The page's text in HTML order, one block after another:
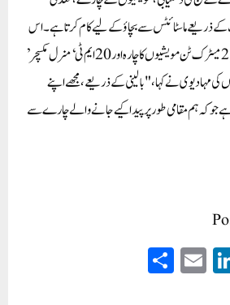
ذریعے ماسٹائٹس سے بچاؤ کے لیے کام کرتا ہے۔ اس
سال فروری تک تقریباً 2,915 میٹرک ٹن مویشیوں کا چارہ اور 20 ایم ٹی ‘ منرل مکسچر’
کی مہادیوی نے کہا، "بالینی کے ذریعے، مجھے اپنے
جو کہ ہم مقامی طور پر پیدا کیے جانے والے چارے سے
Li
nk
E
m